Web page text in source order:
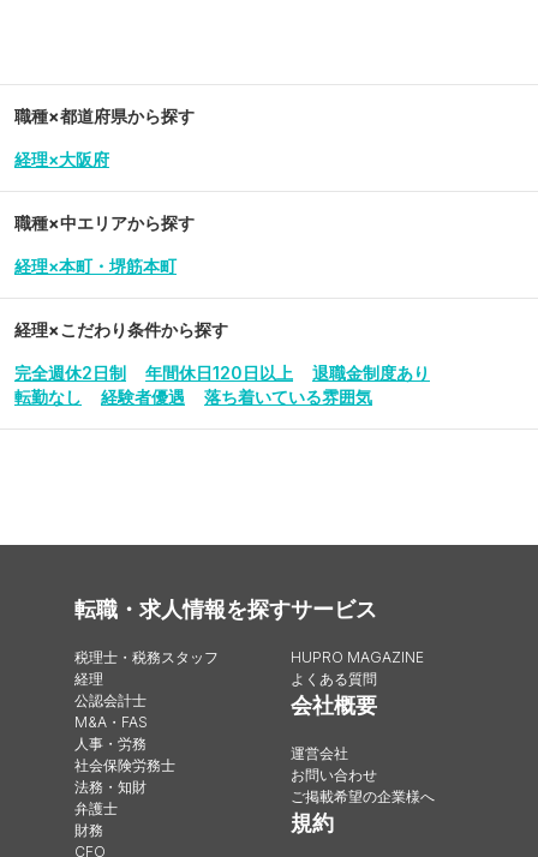
職種×都道府県から探す
経理×大阪府
職種×中エリアから探す
経理×本町・堺筋本町
経理×こだわり条件から探す
完全週休2日制 年間休日120日以上
退職金制度あり
転勤なし
経験者優遇 落ち着いている雰囲気
転職・求人情報を探す
税理士・税務スタッフ
経理
公認会計士
M&A・FAS
人事・労務
社会保険労務士
法務・知財
弁護士
財務
CFO
サービス
HUPRO MAGAZINE
よくある質問
会社概要
運営会社
お問い合わせ
ご掲載希望の企業様へ
規約